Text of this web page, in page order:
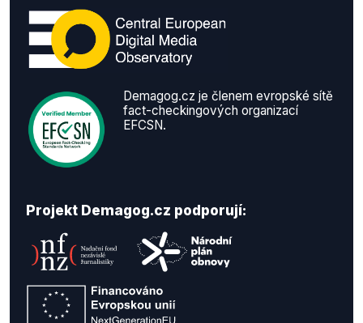
Demagog.cz je členem evropské sítě
fact-checkingových organizací
EFCSN.
Projekt Demagog.cz podporují: